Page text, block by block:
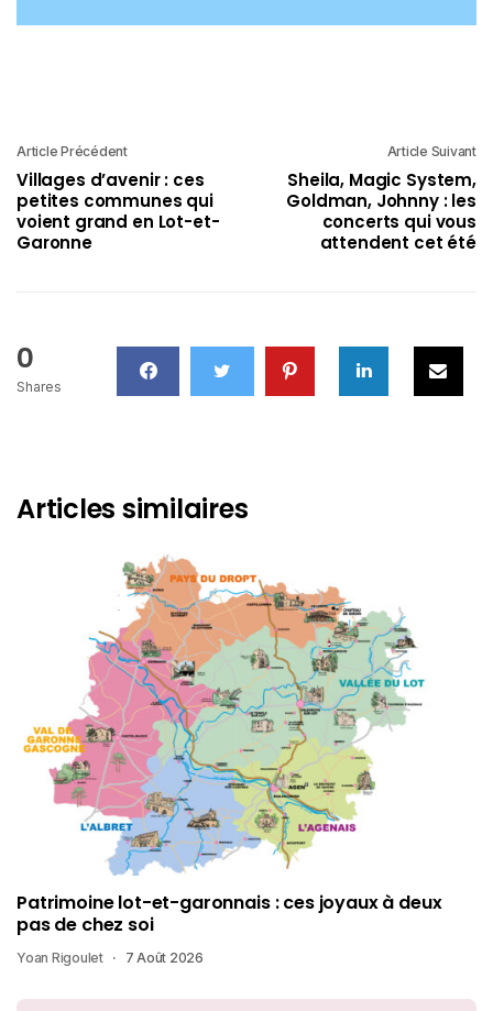
Article Précédent
Villages d’avenir : ces
petites communes qui
voient grand en Lot-et-
Garonne
Article Suivant
Sheila, Magic System,
Goldman, Johnny : les
concerts qui vous
attendent cet été
0
Shares
Articles similaires
Patrimoine lot-et-garonnais : ces joyaux à deux
pas de chez soi
Yoan Rigoulet 7 Août 2026